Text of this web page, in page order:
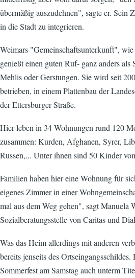
übermäßig auszudehnen", sagte er. Sein
in die Stadt zu integrieren.
Weimars "Gemeinschaftsunterkunft",
genießt einen guten Ruf- ganz anders
Mehlis oder Gerstungen. Sie wird seit
betrieben, in einem Plattenbau der
der Ettersburger Straße.
Hier leben in 34 Wohnungen rund 120
zusammen: Kurden, Afghanen, Syrer,
Russen,... Unter ihnen sind 50 Kinder
Familien haben hier eine Wohnung für
eigenes Zimmer in einer
mal aus dem Weg gehen", sagt Manuela
Sozialberatungsstelle von Caritas und
Was das Heim allerdings mit anderen
bereits jenseits des
Sommerfest am Samstag auch unterm